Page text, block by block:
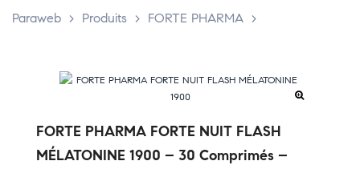
Paraweb > Produits > FORTE PHARMA >
FORTE PHARMA FORTE NUIT FLASH
MÉLATONINE 1900 – 30 Comprimés –